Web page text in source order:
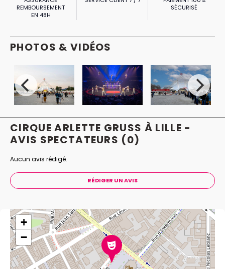
REMBOURSEMENT
EN 48H
SÉCURISÉ
PHOTOS & VIDÉOS
CIRQUE ARLETTE GRUSS À LILLE -
AVIS SPECTATEURS (0)
Aucun avis rédigé.
RÉDIGER UN AVIS
+
−